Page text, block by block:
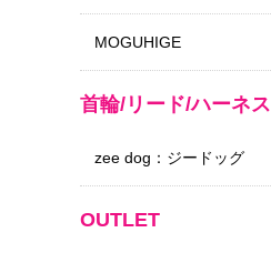
MOGUHIGE
首輪/リード/ハーネス
zee dog：ジードッグ
OUTLET